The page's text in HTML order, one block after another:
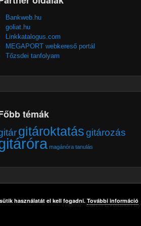
Bankweb.hu
goliat.hu
Linkkatalogus.com
MEGAPORT webkereső portál
Tőzsdei tanfolyam
témák
gitároktatásgitározás
magánóra tanulás
Theme: Catch Evolution by
használatát el kell fogadni.További információ